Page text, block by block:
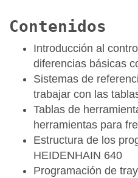
Contenidos
Introducción al
diferencias básicas
Sistemas de
trabajar con las
Tablas de
herramientas para
Estructura de los
HEIDENHAIN 640
Programación de